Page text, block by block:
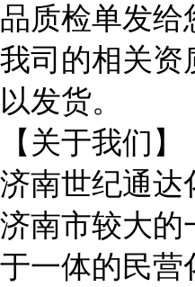
品质检单发给
我司的相关资
以发货。
【关于我们】
济南世纪通达
济南市较大的
于一体的民营